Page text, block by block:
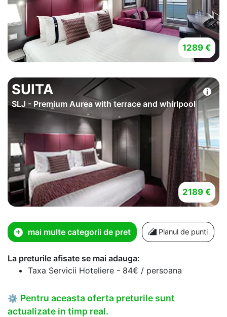
1289 €
SUITA
SLJ - Premium Aurea with terrace and whirlpool
2189 €
mai multe categorii de pret Planul de punti
La preturile afisate se mai adauga:
Taxa Servicii Hoteliere - 84€ / persoana
⚙ Pentru aceasta oferta preturile sunt
actualizate in timp real.